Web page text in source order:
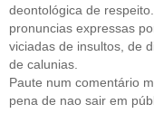
deontológica de
pronuncias expressas
viciadas de insultos, de
de calunias.
Paute num comentário
pena de nao sair em